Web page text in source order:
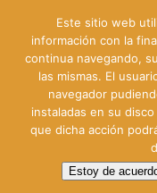
Este sitio web
información con la
continua navegando,
las mismas. El
navegador
instaladas en su
que dicha acción
Estoy de